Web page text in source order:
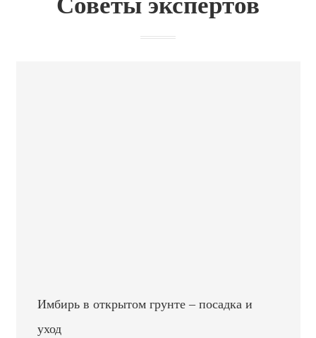
Имбирь в открытом грунте – посадка и
уход